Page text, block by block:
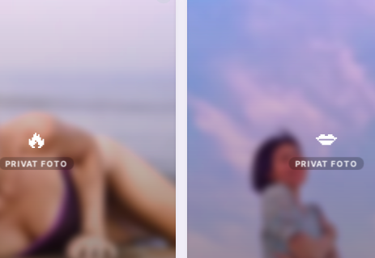
🔥
PRIVAT FOTO
💋
PRIVAT FOTO